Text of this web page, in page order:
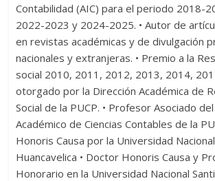
Contabilidad (AIC) para el periodo 2018-
2022-2023 y 2024-2025. • Autor de
en revistas académicas y de divulgación
nacionales y extranjeras. • Premio a la
social 2010, 2011, 2012, 2013, 2014,
otorgado por la Dirección Académica de
Social de la PUCP. • Profesor Asociado
Académico de Ciencias Contables de la
Honoris Causa por la Universidad
Huancavelica • Doctor Honoris Causa y
Honorario en la Universidad Nacional